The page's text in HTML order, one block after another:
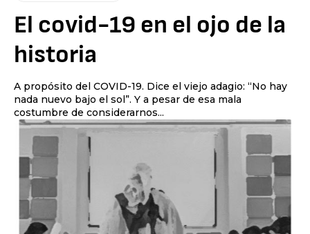
El covid-19 en el ojo de la
historia
A propósito del COVID-19. Dice el viejo adagio: “No hay
nada nuevo bajo el sol”. Y a pesar de esa mala
costumbre de considerarnos...